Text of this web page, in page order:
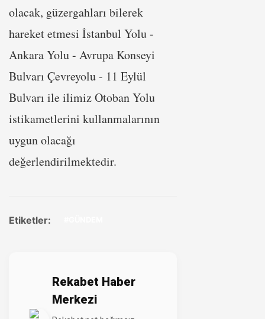
olacak, güzergahları bilerek
hareket etmesi İstanbul Yolu -
Ankara Yolu - Avrupa Konseyi
Bulvarı Çevreyolu - 11 Eylül
Bulvarı ile ilimiz Otoban Yolu
istikametlerini kullanmalarının
uygun olacağı
değerlendirilmektedir.
Etiketler:
Rekabet Haber
Merkezi